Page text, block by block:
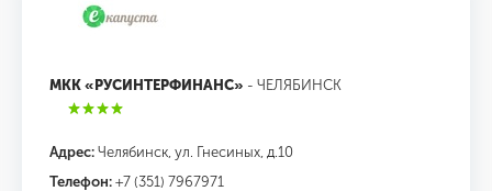
МКК «РУСИНТЕРФИНАНС» - ЧЕЛЯБИНСК
Адрес: Челябинск, ул. Гнесиных, д.10
Телефон: +7 (351) 7967971